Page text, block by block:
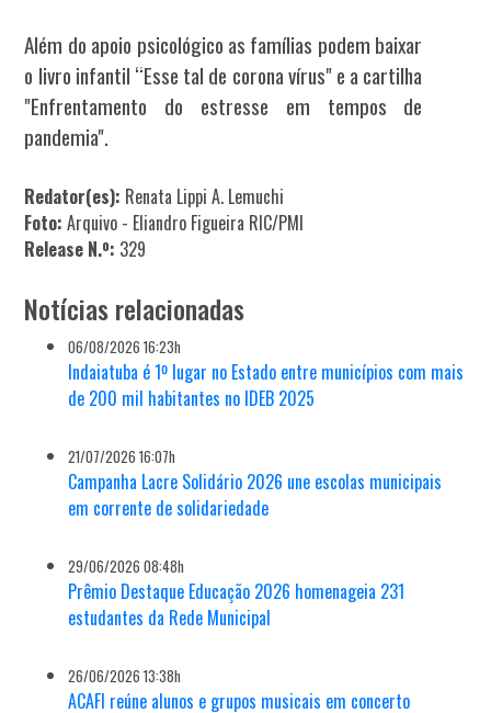
Além do apoio psicológico as famílias podem baixar
o livro infantil “Esse tal de corona vírus" e a cartilha
"Enfrentamento do estresse em tempos de
pandemia".
Redator(es): Renata Lippi A. Lemuchi
Foto:Arquivo - Eliandro Figueira RIC/PMI
Release N.º: 329
Notícias relacionadas
06/08/2026 16:23h
Indaiatuba é 1º lugar no Estado entre municípios com mais
de 200 mil habitantes no IDEB 2025
21/07/2026 16:07h
Campanha Lacre Solidário 2026 une escolas municipais
em corrente de solidariedade
29/06/2026 08:48h
Prêmio Destaque Educação 2026 homenageia 231
estudantes da Rede Municipal
26/06/2026 13:38h
ACAFI reúne alunos e grupos musicais em concerto